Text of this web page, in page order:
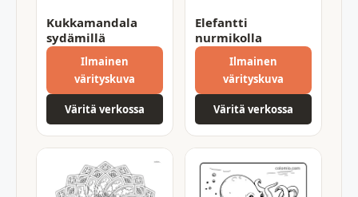
Kukkamandala
sydämillä
Ilmainen
värityskuva
Väritä verkossa
Elefantti
nurmikolla
Ilmainen
värityskuva
Väritä verkossa